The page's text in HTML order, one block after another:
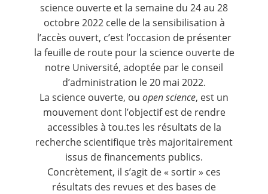
science ouverte et la semaine du 24 au 28
octobre 2022 celle de la sensibilisation à
l’accès ouvert, c’est l’occasion de présenter
la feuille de route pour la science ouverte de
notre Université, adoptée par le conseil
d’administration le 20 mai 2022.
La science ouverte, ou open science, est un
mouvement dont l’objectif est de rendre
accessibles à tou.tes les résultats de la
recherche scientifique très majoritairement
issus de financements publics.
Concrètement, il s’agit de « sortir » ces
résultats des revues et des bases de